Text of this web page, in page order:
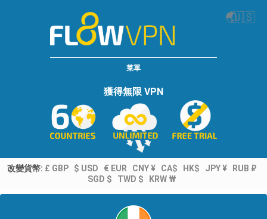
🌏🇺🇸
菜單
獲得無限 VPN
改變貨幣: £ GBP $ USD € EUR CNY ¥ CA$ HK$ JPY ¥
RUB ₽
SGD $
TWD $ KRW ₩